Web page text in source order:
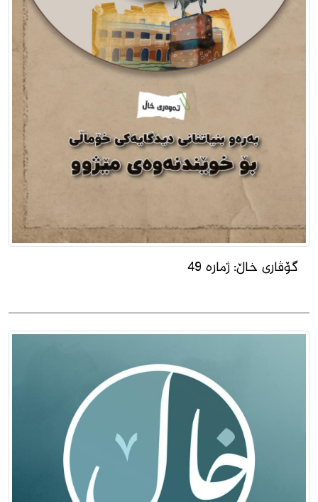
گۆڤارى خاڵ: ژمارە 49